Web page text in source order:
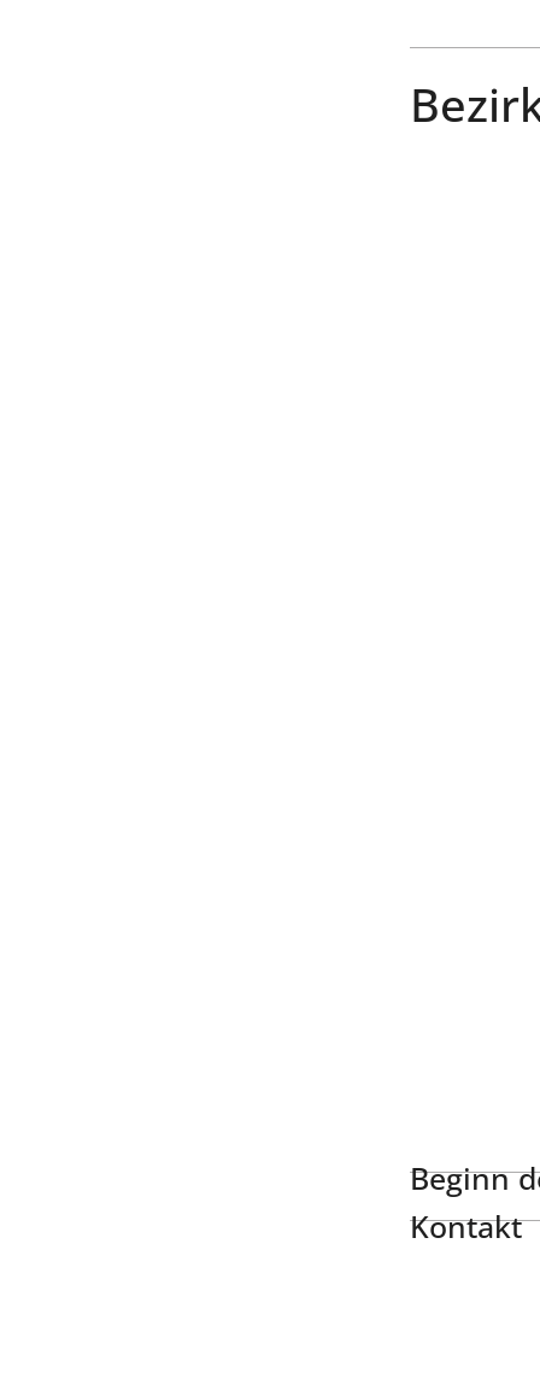
Beginn
Kontakt